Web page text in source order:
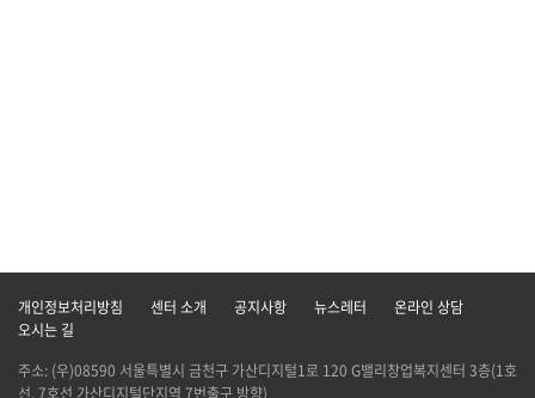
개인정보처리방침 센터 소개 공지사항 뉴스레터
온라인 상담
오시는 길
주소: (우)08590 서울특별시 금천구 가산디지털1로 120 G밸리창업복지센터 3층(1호
선, 7호선 가산디지털단지역 7번출구 방향)